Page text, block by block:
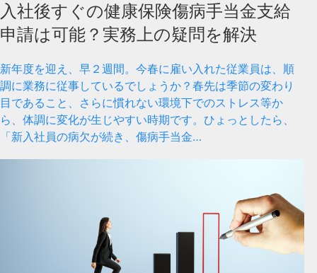
入社後すぐの健康保険傷病手当金支給
申請は可能？実務上の疑問を解決
新年度を迎え、早２週間。今春に雇い入れた従業員は、順
調に業務に従事しているでしょうか？春先は季節の変わり
目であること、さらに慣れない環境下でのストレス等か
ら、体調に変化が生じやすい時期です。ひょっとしたら、
「新入社員の病欠が続き、傷病手当金…